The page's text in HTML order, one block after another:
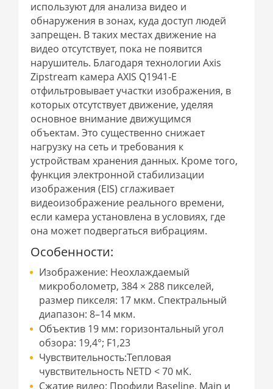
используют для анализа видео и
обнаружения в зонах, куда доступ людей
запрещен. В таких местах движение на
видео отсутствует, пока не появится
нарушитель. Благодаря технологии Axis
Zipstream камера AXIS Q1941-E
отфильтровывает участки изображения, в
которых отсутствует движение, уделяя
основное внимание движущимся
объектам. Это существенно снижает
нагрузку на сеть и требования к
устройствам хранения данных. Кроме того,
функция электронной стабилизации
изображения (EIS) сглаживает
видеоизображение реального времени,
если камера установлена в условиях, где
она может подвергаться вибрациям.
Особенности:
Изображение: Неохлаждаемый
микроболометр, 384 × 288 пикселей,
размер пикселя: 17 мкм. Спектральный
диапазон: 8–14 мкм.
Объектив 19 мм: горизонтальный угол
обзора: 19,4°; F1,23
Чувствительность:Тепловая
чувствительность NETD < 70 мК.
Сжатие видео: Профили Baseline, Main и